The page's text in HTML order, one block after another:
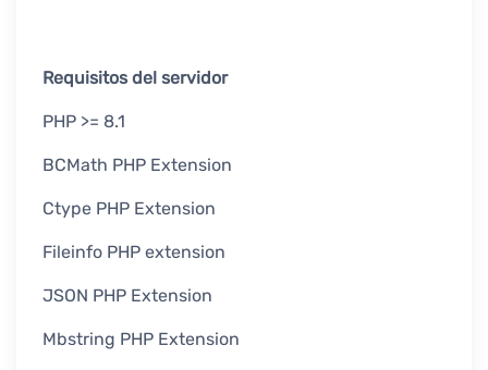
Requisitos del servidor
PHP >= 8.1
BCMath PHP Extension
Ctype PHP Extension
Fileinfo PHP extension
JSON PHP Extension
Mbstring PHP Extension